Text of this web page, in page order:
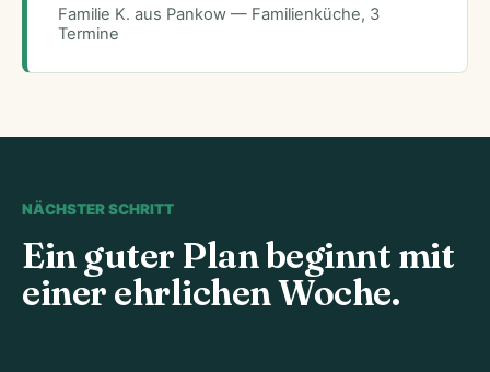
Familie K. aus Pankow — Familienküche, 3
Termine
NÄCHSTER SCHRITT
Ein guter Plan beginnt mit
einer ehrlichen Woche.